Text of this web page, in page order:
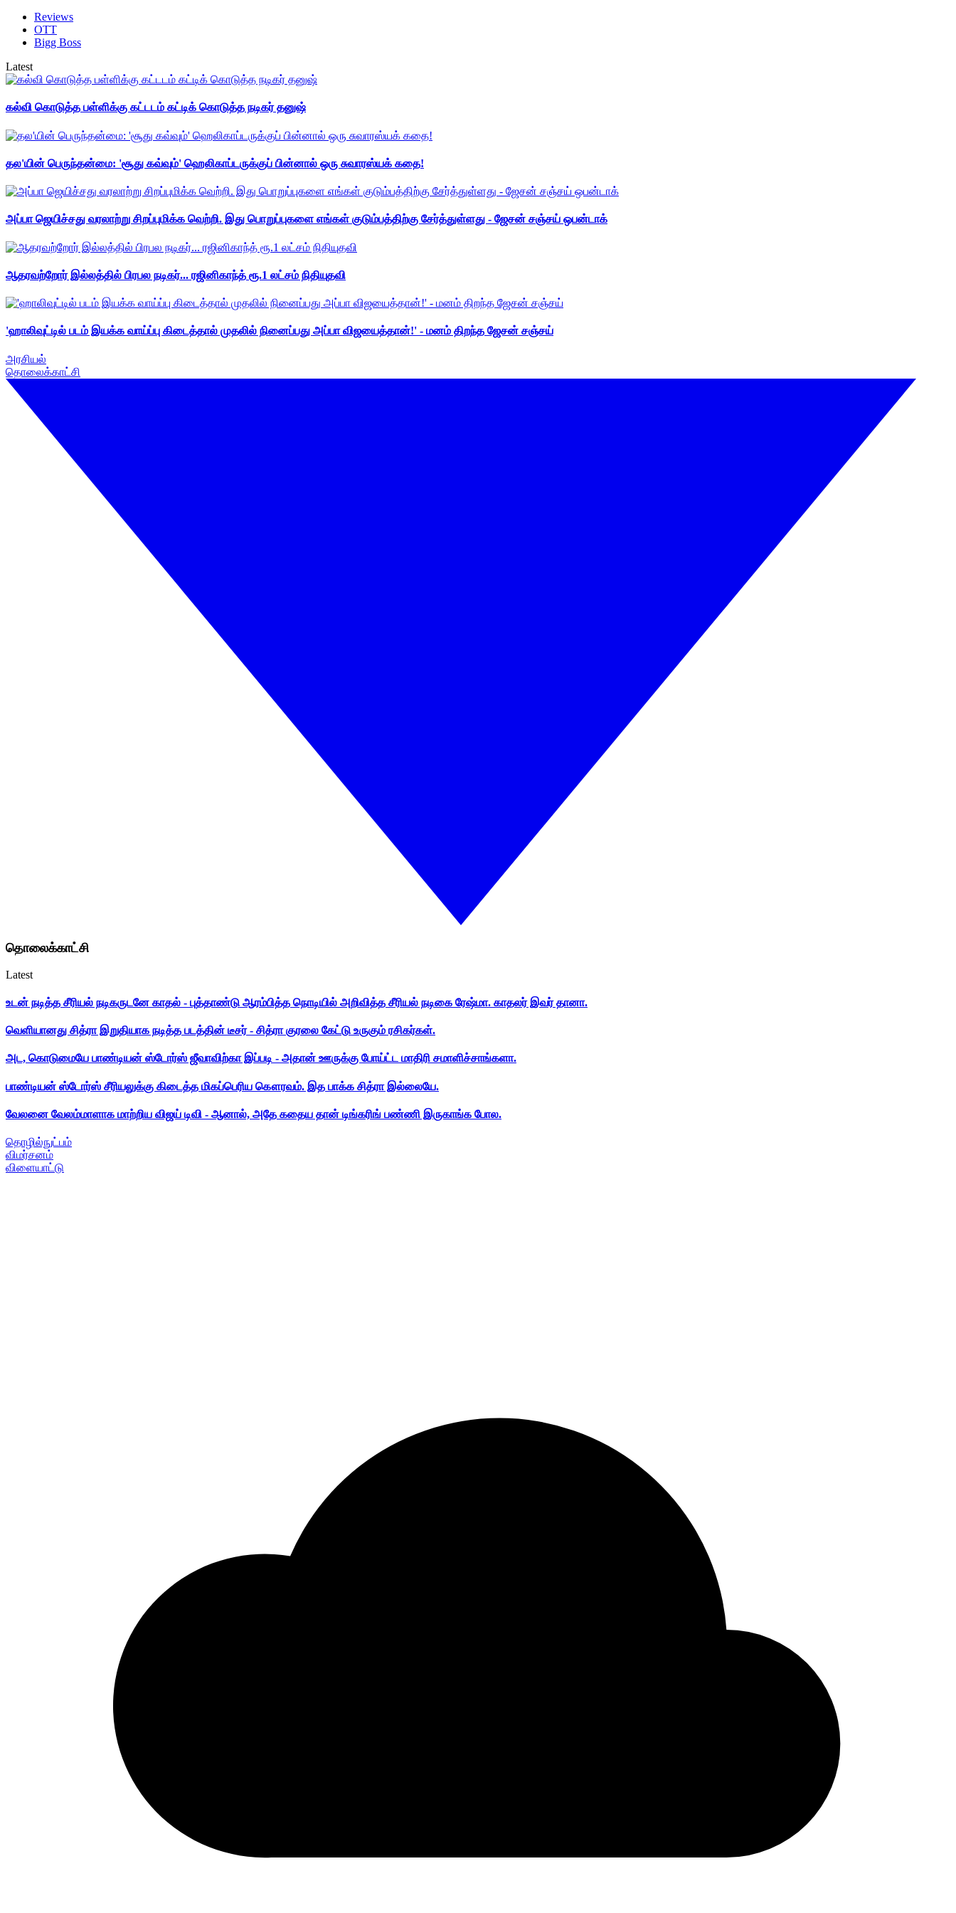
Reviews
OTT
Bigg Boss
Latest
கல்வி கொடுத்த பள்ளிக்கு கட்டடம் கட்டிக் கொடுத்த நடிகர் தனுஷ்
தல'யின் பெருந்தன்மை: 'சூது கவ்வும்' ஹெலிகாப்டருக்குப் பின்னால் ஒரு சுவாரஸ்யக் கதை!
அப்பா ஜெயிச்சது வரலாற்று சிறப்புமிக்க வெற்றி. இது பொறுப்புகளை எங்கள் குடும்பத்திற்கு சேர்த்துள்ளது - ஜேசன் சஞ்சய் ஒபன்டாக்
ஆதரவற்றோர் இல்லத்தில் பிரபல நடிகர்... ரஜினிகாந்த் ரூ.1 லட்சம் நிதியுதவி
'ஹாலிவுட்டில் படம் இயக்க வாய்ப்பு கிடைத்தால் முதலில் நினைப்பது அப்பா விஜயைத்தான்!' - மனம் திறந்த ஜேசன் சஞ்சய்
அரசியல்
தொலைக்காட்சி
தொலைக்காட்சி
Latest
உடன் நடித்த சீரியல் நடிகருடனே காதல் - புத்தாண்டு ஆரம்பித்த நொடியில் அறிவித்த சீரியல் நடிகை ரேஷ்மா. காதலர் இவர் தானா.
வெளியானது சித்ரா இறுதியாக நடித்த படத்தின் டீசர் - சித்ரா குரலை கேட்டு உருகும் ரசிகர்கள்.
அட, கொடுமையே பாண்டியன் ஸ்டோர்ஸ் ஜீவாவிற்கா இப்படி - அதான் ஊருக்கு போய்ட்ட மாதிரி சமாளிச்சாங்களா.
பாண்டியன் ஸ்டோர்ஸ் சீரியலுக்கு கிடைத்த மிகப்பெரிய கௌரவம். இத பாக்க சித்ரா இல்லையே.
வேலனை வேலம்மாளாக மாற்றிய விஜய் டிவி - ஆனால், அதே கதைய தான் டிங்கரிங் பண்ணி இருகாங்க போல.
தொழில்நுட்பம்
விமர்சனம்
விளையாட்டு